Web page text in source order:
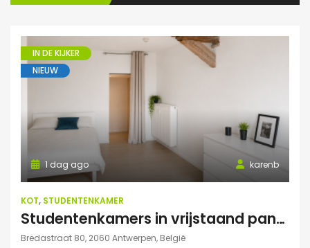
IN DE KIJKER
NIEUW
karenb
1 dag ago
KOT, STUDENTENKAMER
Studentenkamers in vrijstaand pand ‘De Drie Snellen’.
Bredastraat 80, 2060 Antwerpen, België